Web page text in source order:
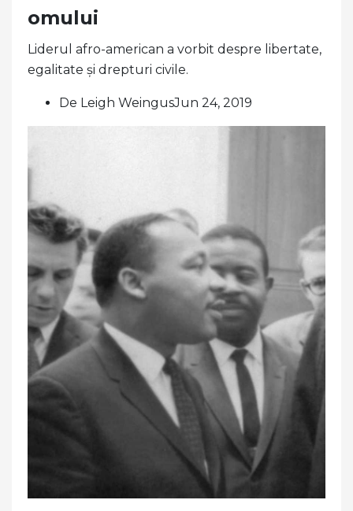
omului
Liderul afro-american a vorbit despre libertate,
egalitate și drepturi civile.
De Leigh WeingusJun 24, 2019